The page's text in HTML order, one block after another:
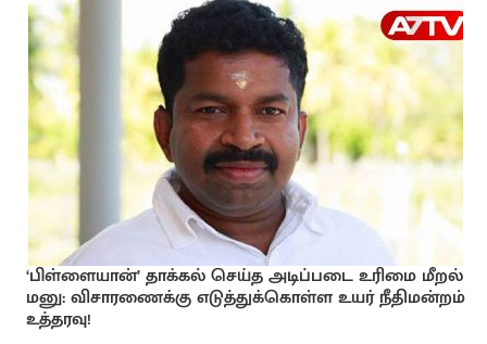
‘பிள்ளையான்’ தாக்கல் செய்த அடிப்படை உரிமை மீறல்
மனு: விசாரணைக்கு எடுத்துக்கொள்ள உயர் நீதிமன்றம்
உத்தரவு!